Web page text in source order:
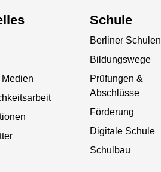
Schule
Berliner Schulen
Bildungswege
Prüfungen &
Abschlüsse
Förderung
Digitale Schule
Schulbau